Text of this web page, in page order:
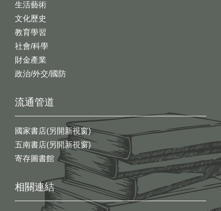
生活藝術
文化歷史
教育學習
社會/科學
財金產業
政治/外交/國防
流通管道
國家書店(另開新視窗)
五南書店(另開新視窗)
寄存圖書館
相關連結